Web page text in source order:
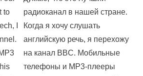
to
I
радиоканал в нашей стране.
Когда я хочу слушать
английскую речь, я перехожу
на канал BBC. Мобильные
телефоны и MP3-плееры